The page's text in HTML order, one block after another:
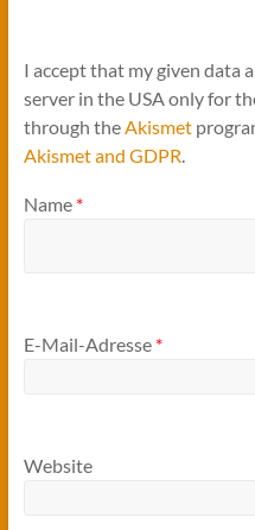
I accept that my given data
server in the USA only for
through the Akismet
Akismet and GDPR
Name *
E-Mail-Adresse *
Website